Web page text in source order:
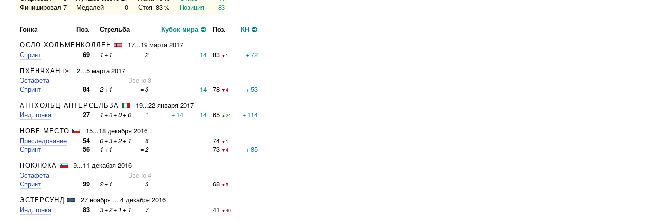
Финишировал 7 Медалей 0 Стоя 83% Позиция 83
Гонка Поз. Стрельба Кубок мира Поз.
КН
ОСЛО ХОЛЬМЕНКОЛЛЕН
17...19 марта 2017
Спринт
69 1+ 1 =2 14 83 ▼1 +72
ПХЁНЧХАН
2...5 марта 2017
Эстафета
–
Звено 3
Спринт
84 2+ 1 =3 14 78 ▼4 +53
АНТХОЛЬЦ-АНТЕРСЕЛЬВА
19...22 января 2017
Инд. гонка
27 1+0+0+0 = 1 + 14 14 65 ▲24 + 114
НОВЕ МЕСТО
15...18 декабря 2016
Преследование
54 0+3+2+ 1 =6 74 ▼1
Спринт 56 1+ 1 =2 73 ▼4 +85
ПОКЛЮКА
9...11 декабря 2016
Эстафета
–
Звено 4
Спринт
99 2+ 1 =3 68 ▼5
ЭСТЕРСУНД
27 ноября ... 4 декабря 2016
Инд. гонка
83 3+2+ 1+ 1 = 7 41 ▼40